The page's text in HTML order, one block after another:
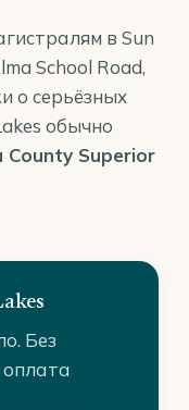
в Sun
School Road,
о серьёзных
обычно
County Superior
Без
оплата